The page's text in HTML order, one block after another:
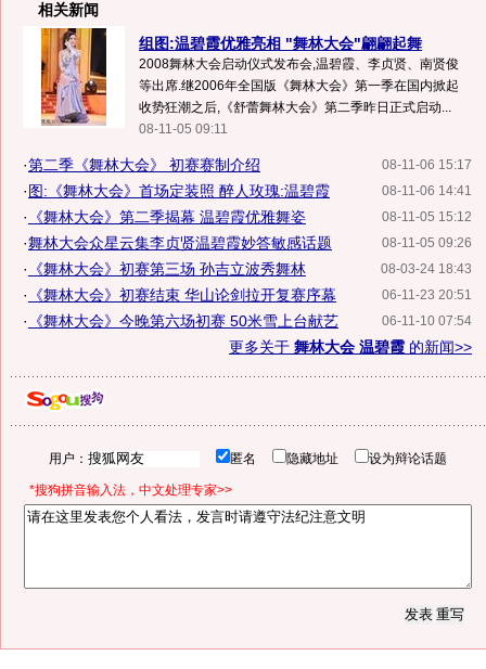
相关新闻
组图:温碧霞优雅亮相 "舞林大会"翩翩起舞
2008舞林大会启动仪式发布会,温碧霞、李贞贤、南贤俊
等出席.继2006年全国版《舞林大会》第一季在国内掀起
收势狂潮之后,《舒蕾舞林大会》第二季昨日正式启动...
08-11-05 09:11
08-11-06 15:17
·第二季《舞林大会》 初赛赛制介绍
08-11-06 14:41
·图:《舞林大会》首场定装照 醉人玫瑰:温碧霞
08-11-05 15:12
· 《舞林大会》第二季揭幕 温碧霞优雅舞姿
08-11-05 09:26
·舞林大会众星云集李贞贤温碧霞妙答敏感话题
08-03-24 18:43
· 《舞林大会》初赛第三场 孙吉立波秀舞林
06-11-23 20:51
· 《舞林大会》初赛结束 华山论剑拉开复赛序幕
06-11-10 07:54
·
《舞林大会》今晚第六场初赛 50米雪上台献艺
更多关于 舞林大会 温碧霞 的新闻>>
用户： 匿名 隐藏地址 设为辩论话题
*搜狗拼音输入法，中文处理专家>>